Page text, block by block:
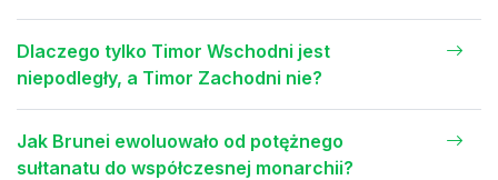
Dlaczego tylko Timor Wschodni jest
niepodległy, a Timor Zachodni nie?
Jak Brunei ewoluowało od potężnego
sułtanatu do współczesnej monarchii?